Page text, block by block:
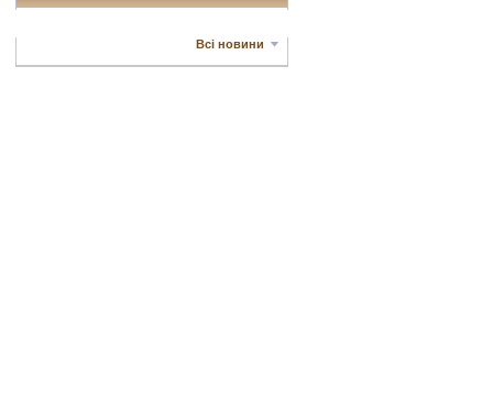
Всі новини